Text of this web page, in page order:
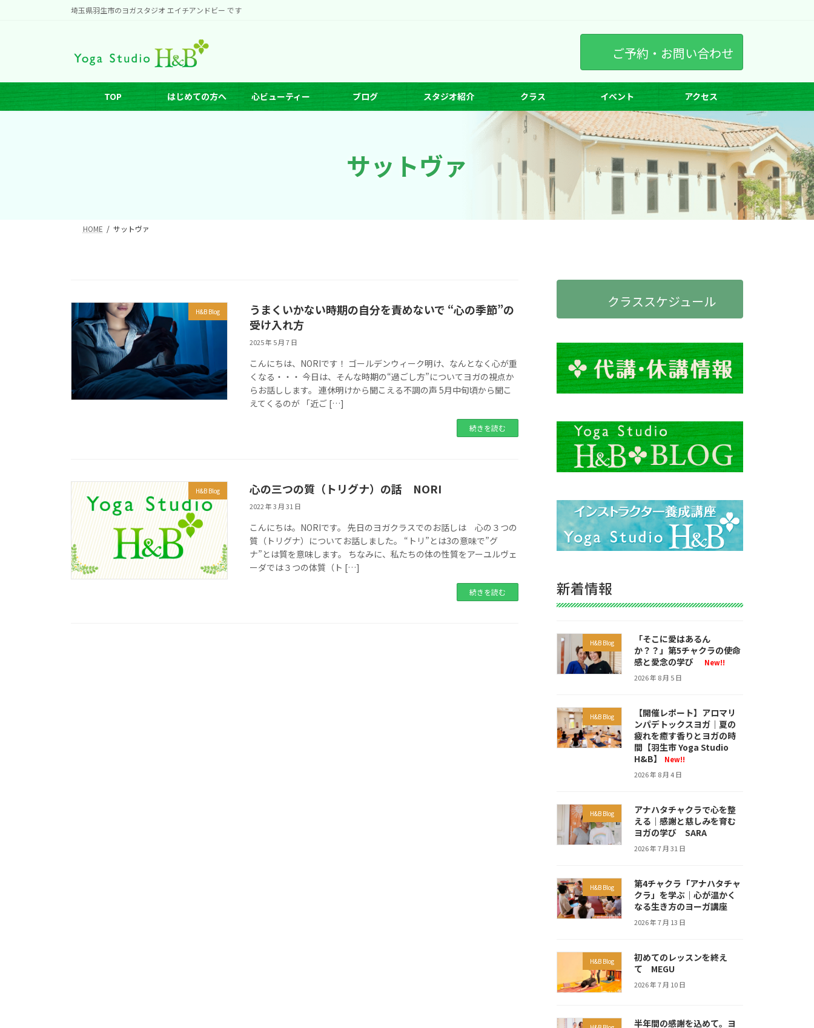
ツ
へ
ス
シ
ョ
ン
埼玉県羽生市のヨガスタジオ エイチアンドビー です
ご予約・お問い合わせ
TOP はじめての方へ 心ビューティー ブログ スタジオ紹介 クラス イベント アクセス
サットヴァ
HOME サットヴァ
H&B Blog
うまくいかない時期の自分を責めないで “心の季節”の
受け入れ方
2025 年 5 月 7 日
こんにちは、NORIです！ ゴールデンウィーク明け、なんとなく心が重
くなる・・・ 今日は、そんな時期の“過ごし方”についてヨガの視点か
らお話しします。 連休明けから聞こえる不調の声 5月中旬頃から聞こ
えてくるのが 「近ご […]
続きを読む
H&B Blog 心の三つの質（トリグナ）の話 NORI
2022 年 3 月 31 日
こんにちは。NORIです。 先日のヨガクラスでのお話しは 心の３つの
質（トリグナ）についてお話しました。 “トリ”とは3の意味で”グ
ナ”とは質を意味します。 ちなみに、私たちの体の性質をアーユルヴェ
ーダでは３つの体質（ト […]
続きを読む
クラススケジュール
新着情報
H&B Blog
「そこに愛はあるん
か？？」第5チャクラの使命
感と愛念の学び
New!!
2026 年 8 月 5 日
H&B Blog
【開催レポート】アロマリ
ンパデトックスヨガ｜夏の
疲れを癒す香りとヨガの時
間【羽生市 Yoga Studio
H&B】
New!!
2026 年 8 月 4 日
H&B Blog
アナハタチャクラで心を整
える｜感謝と慈しみを育む
ヨガの学び SARA
2026 年 7 月 31 日
H&B Blog
第4チャクラ「アナハタチャ
クラ」を学ぶ｜心が温かく
なる生き方のヨーガ講座
2026 年 7 月 13 日
H&B Blog
初めてのレッスンを終え
て MEGU
2026 年 7 月 10 日
半年間の感謝を込めて。ヨ